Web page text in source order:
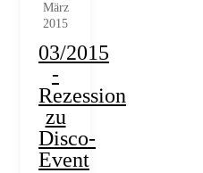
März
2015
03/2015
-
Rezession
zu
Disco-
Event